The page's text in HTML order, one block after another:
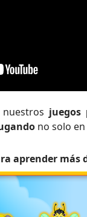
juegos
no solo
aprender más